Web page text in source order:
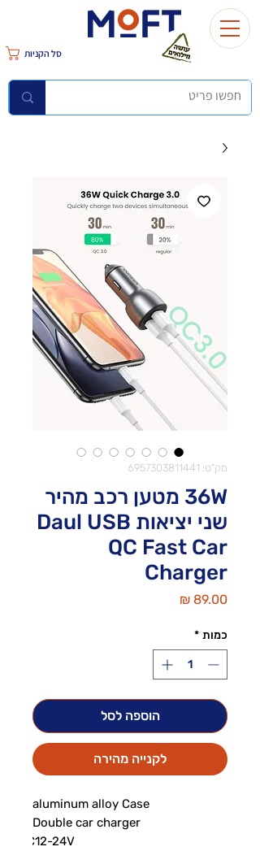
סל הקניות
מק"ט: 6957303811441
36W מטען רכב מהיר
שני יציאות Daul USB
QC Fast Car
Charger
כמות *
הוספה לסל
לקנייה מהירה
DC12-24V